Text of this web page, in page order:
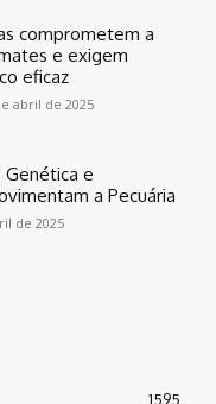
comprometem a
e exigem
eficaz
abril de 2025
e
a Pecuária
de 2025
1595